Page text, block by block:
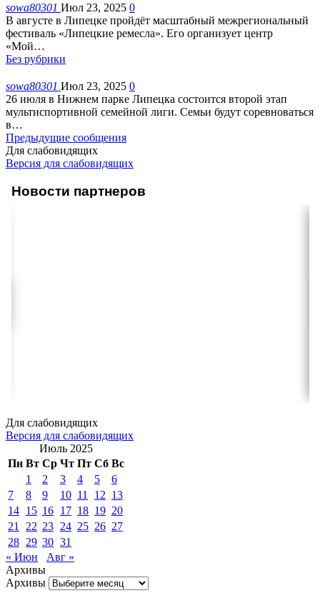
sowa80301 Июл 23, 2025 0
В августе в Липецке пройдёт масштабный межрегиональный
фестиваль «Липецкие ремесла». Его организует центр
«Мой…
Без рубрики
sowa80301 Июл 23, 2025 0
26 июля в Нижнем парке Липецка состоится второй этап
мультиспортивной семейной лиги. Семьи будут соревноваться
в…
Предыдущие сообщения
Для слабовидящих
Версия для слабовидящих
Новости партнеров
Для слабовидящих
Версия для слабовидящих
Июль 2025
Пн Вт Ср Чт Пт Сб Вс
1
2 3 4 5
6
7
8 9 10 11 12 13
14 15 16 17 18 19 20
21
22 23 24 25 26 27
28 29 30 31
« Июн
Авг »
Архивы
Архивы